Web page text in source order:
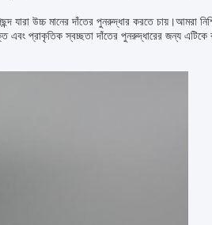
যারা উচ্চ মানের দাঁতের পুনরুদ্ধার করতে চায়।আমরা
এবং প্রাকৃতিক স্বচ্ছতা দাঁতের পুনরুদ্ধারের জন্য এটিকে